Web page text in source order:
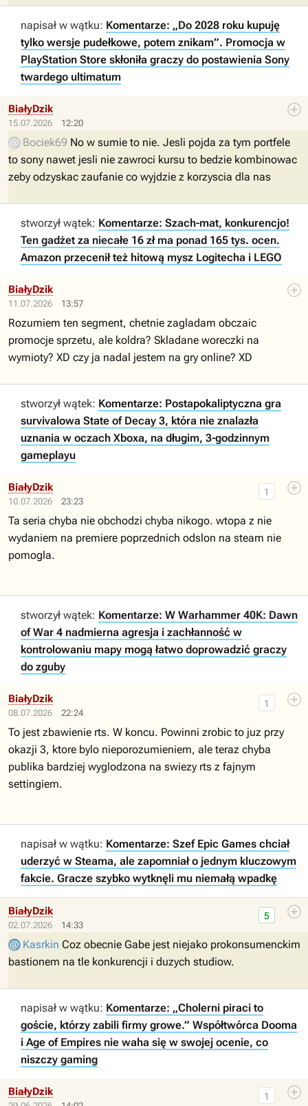
napisał w wątku: Komentarze: „Do 2028 roku kupuję
tylko wersje pudełkowe, potem znikam”. Promocja w
PlayStation Store skłoniła graczy do postawienia Sony
twardego ultimatum
15.07.2026 12:20
BiałyDzik
Bociek69 No w sumie to nie. Jesli pojda za tym portfele
to sony nawet jesli nie zawroci kursu to bedzie kombinowac
zeby odzyskac zaufanie co wyjdzie z korzyscia dla nas
stworzył wątek: Komentarze: Szach-mat, konkurencjo!
Ten gadżet za niecałe 16 zł ma ponad 165 tys. ocen.
Amazon przecenił też hitową mysz Logitecha i LEGO
11.07.2026 13:57
BiałyDzik
Rozumiem ten segment, chetnie zagladam obczaic
promocje sprzetu, ale koldra? Skladane woreczki na
wymioty? XD czy ja nadal jestem na gry online? XD
stworzył wątek: Komentarze: Postapokaliptyczna gra
survivalowa State of Decay 3, która nie znalazła
uznania w oczach Xboxa, na długim, 3-godzinnym
gameplayu
10.07.2026 23:23
1
BiałyDzik
Ta seria chyba nie obchodzi chyba nikogo. wtopa z nie
wydaniem na premiere poprzednich odslon na steam nie
pomogla.
stworzył wątek: Komentarze: W Warhammer 40K: Dawn
of War 4 nadmierna agresja i zachłanność w
kontrolowaniu mapy mogą łatwo doprowadzić graczy
do zguby
08.07.2026 22:24
1
BiałyDzik
To jest zbawienie rts. W koncu. Powinni zrobic to juz przy
okazji 3, ktore bylo nieporozumieniem, ale teraz chyba
publika bardziej wyglodzona na swiezy rts z fajnym
settingiem.
napisał w wątku: Komentarze: Szef Epic Games chciał
uderzyć w Steama, ale zapomniał o jednym kluczowym
fakcie. Gracze szybko wytknęli mu niemałą wpadkę
02.07.2026 14:33
5
BiałyDzik
Kasrkin Coz obecnie Gabe jest niejako prokonsumenckim
bastionem na tle konkurencji i duzych studiow.
napisał w wątku: Komentarze: „Cholerni piraci to
goście, którzy zabili firmy growe.” Współtwórca Dooma
i Age of Empires nie waha się w swojej ocenie, co
niszczy gaming
1
BiałyDzik